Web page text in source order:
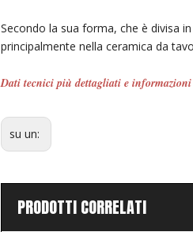
Secondo la sua forma, che è divisa
principalmente nella ceramica da
Dati tecnici più dettagliati e informazioni
su un:
PRODOTTI CORRELATI